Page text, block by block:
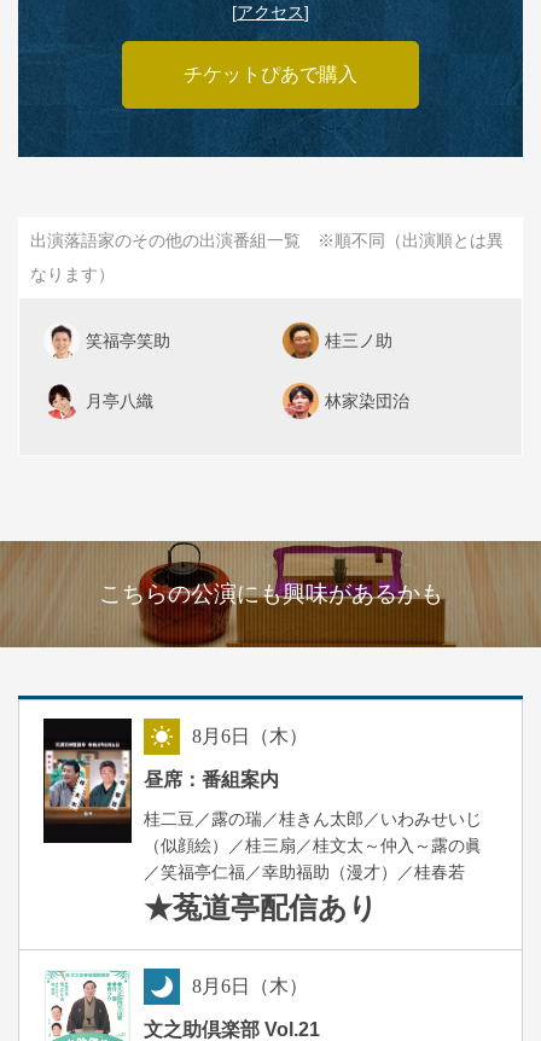
[アクセス]
チケットぴあで購入
出演落語家のその他の出演番組一覧 ※順不同（出演順とは異
なります）
笑福亭笑助 桂三ノ助
月亭八織 林家染団治
こちらの公演にも興味があるかも
8月6日（木）
昼席：番組案内
桂二豆／露の瑞／桂きん太郎／いわみせいじ
（似顔絵）／桂三扇／桂文太～仲入～露の眞
／笑福亭仁福／幸助福助（漫才）／桂春若
★菟道亭配信あり
8月6日（木）
文之助倶楽部 Vol.21